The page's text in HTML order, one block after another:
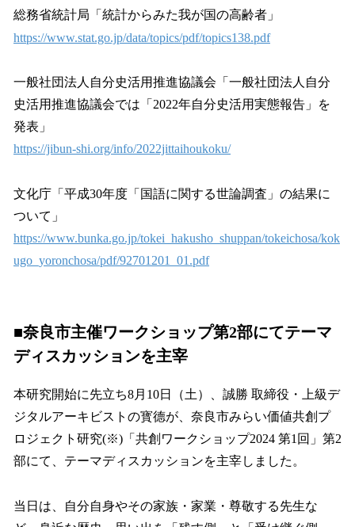
総務省統計局「統計からみた我が国の高齢者」
https://www.stat.go.jp/data/topics/pdf/topics138.pdf
一般社団法人自分史活用推進協議会「一般社団法人自分
史活用推進協議会では「2022年自分史活用実態報告」を
発表」
https://jibun-shi.org/info/2022jittaihoukoku/
文化庁「平成30年度「国語に関する世論調査」の結果に
ついて」
https://www.bunka.go.jp/tokei_hakusho_shuppan/tokeichosa/kok
ugo_yoronchosa/pdf/92701201_01.pdf
■奈良市主催ワークショップ第2部にてテーマ
ディスカッションを主宰
本研究開始に先立ち8月10日（土）、誠勝 取締役・上級デ
ジタルアーキビストの寳德が、奈良市みらい価値共創プ
ロジェクト研究(※)「共創ワークショップ2024 第1回」第2
部にて、テーマディスカッションを主宰しました。
当日は、自分自身やその家族・家業・尊敬する先生な